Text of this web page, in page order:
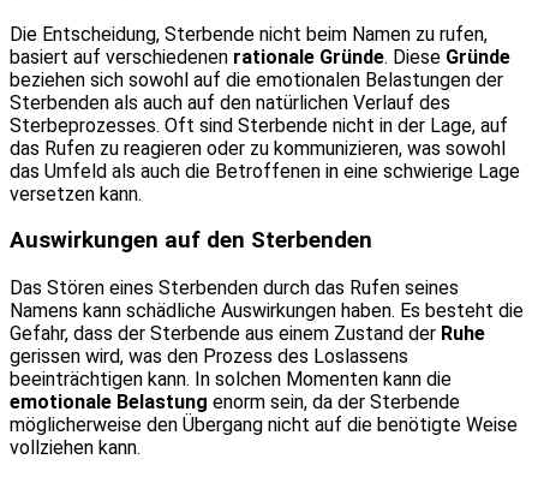
Die Entscheidung, Sterbende nicht beim Namen zu rufen,
basiert auf verschiedenen rationale Gründe. Diese Gründe
beziehen sich sowohl auf die emotionalen Belastungen der
Sterbenden als auch auf den natürlichen Verlauf des
Sterbeprozesses. Oft sind Sterbende nicht in der Lage, auf
das Rufen zu reagieren oder zu kommunizieren, was sowohl
das Umfeld als auch die Betroffenen in eine schwierige Lage
versetzen kann.
Auswirkungen auf den Sterbenden
Das Stören eines Sterbenden durch das Rufen seines
Namens kann schädliche Auswirkungen haben. Es besteht die
Gefahr, dass der Sterbende aus einem Zustand der Ruhe
gerissen wird, was den Prozess des Loslassens
beeinträchtigen kann. In solchen Momenten kann die
emotionale Belastung enorm sein, da der Sterbende
möglicherweise den Übergang nicht auf die benötigte Weise
vollziehen kann.